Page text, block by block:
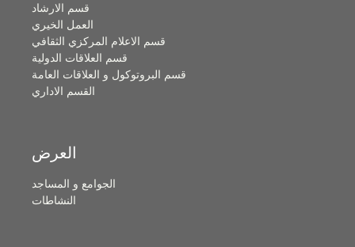
قسم الارشاد
العمل الخيري
قسم الاعلام المركزي الثقافي
قسم العلاقات الدولية
قسم البروتوكول و العلاقات العامة
القسم الاداري
العرض
الجوامع و المساجد
النشاطات